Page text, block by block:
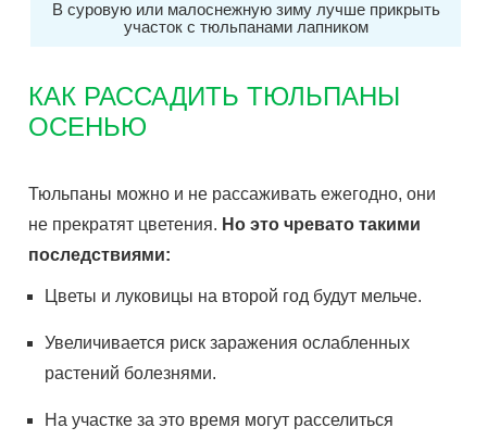
В суровую или малоснежную зиму лучше прикрыть
участок с тюльпанами лапником
КАК РАССАДИТЬ ТЮЛЬПАНЫ
ОСЕНЬЮ
Тюльпаны можно и не рассаживать ежегодно, они
не прекратят цветения. Но это чревато такими
последствиями:
Цветы и луковицы на второй год будут мельче.
Увеличивается риск заражения ослабленных
растений болезнями.
На участке за это время могут расселиться